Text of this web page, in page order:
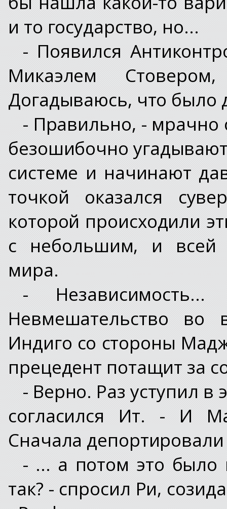
и то государство, но...
- Появился
Микаэлем
Догадываюсь, что было
- Правильно, - мрачно
безошибочно
системе и начинают
точкой оказался
которой происходили
с небольшим, и всей
мира.
-
Невмешательство во
Индиго со стороны
прецедент потащит за
- Верно. Раз уступил в
согласился Ит. - И
Сначала
- ... а потом это было
так? - спросил Ри,